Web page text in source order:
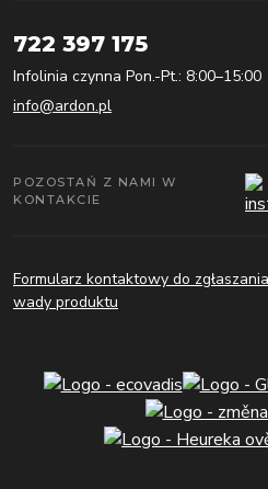
722 397 175
Infolinia czynna Pon.-Pt.: 8:00–15:00
info@ardon.pl
POZOSTAŃ Z NAMI W
KONTAKCIE
Formularz kontaktowy do zgłaszania
wady produktu